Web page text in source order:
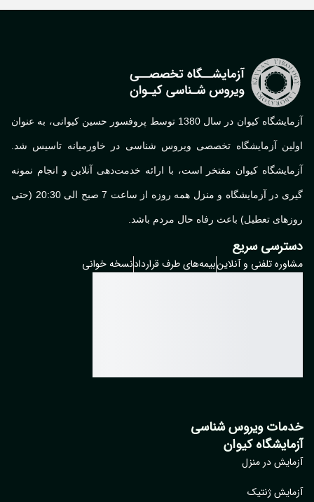
آزمایشگاه کیوان در سال 1380 توسط پروفسور حسین کیوانی، به عنوان
اولین آزمایشگاه تخصصی ویروس شناسی در خاورمیانه تاسیس شد.
آزمایشگاه کیوان مفتخر است، با ارائه خدمت‌دهی آنلاین و انجام نمونه
گیری در آزمایشگاه و منزل همه روزه از ساعت 7 صبح الی 20:30 (حتی
روزهای تعطیل) باعث رفاه حال مردم باشد.
دسترسی سریع
مشاوره تلفنی و آنلاینبیمه‌های طرف قراردادنسخه خوانی
خدمات ویروس شناسی
آزمایشگاه کیوان
آزمایش در منزل
آزمایش ژنتیک